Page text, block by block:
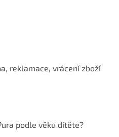
reklamace, vrácení zboží
podle věku dítěte?